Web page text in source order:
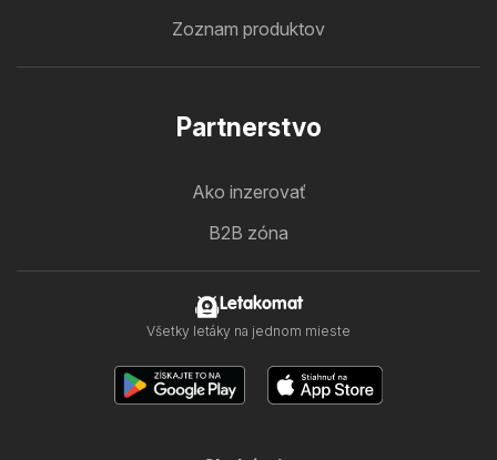
Zoznam produktov
Partnerstvo
Ako inzerovať
B2B zóna
Letakomat
Všetky letáky na jednom mieste